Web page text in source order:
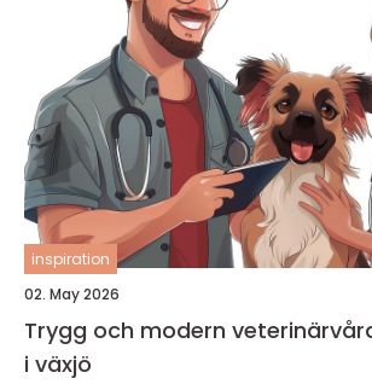
inspiration
02. May 2026
Trygg och modern
i växjö